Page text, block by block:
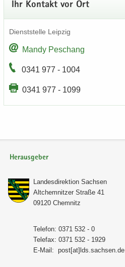
Ihr Kon­takt vor Ort
Dienst­stel­le Leip­zig
Mandy Peschang
0341 977 - 1004
0341 977 - 1099
Herausgeber
Lan­des­di­rek­ti­on Sach­sen
Alt­chem­nit­zer Stra­ße 41
09120 Chem­nitz
Te­le­fon: 0371 532 - 0
Te­le­fax: 0371 532 - 1929
E-​Mail: post[at]lds.sach­sen.de